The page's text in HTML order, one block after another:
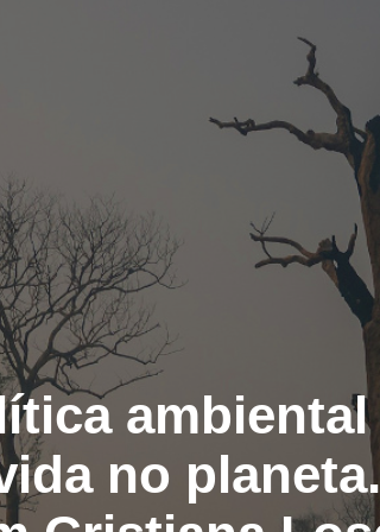
no